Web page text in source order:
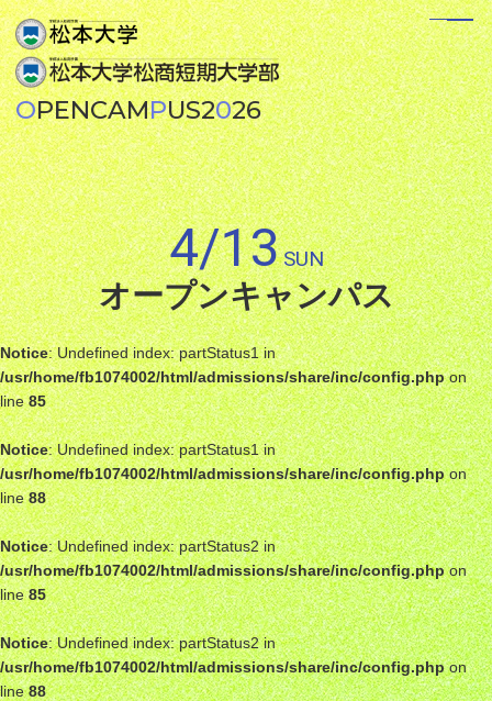
OPENCAMPUS2026
入試情報トップ
学生募集要項
オープンキャンパス
入試情報関連ニュース
WEB体験授業
過去問題および解答例
募集人員および入試日程
合格発表
過去問題および解答例
入学手続･納入金
奨学金・学費支援制度
入学予定者の皆様へ
4/13SUN
オープンキャンパス
Notice: Undefined index: partStatus1 in
/usr/home/fb1074002/html/admissions/share/inc/config.phpon
line85
Notice: Undefined index: partStatus1 in
/usr/home/fb1074002/html/admissions/share/inc/config.phpon
line88
Notice: Undefined index: partStatus2 in
/usr/home/fb1074002/html/admissions/share/inc/config.phpon
line85
Notice: Undefined index: partStatus2 in
/usr/home/fb1074002/html/admissions/share/inc/config.phpon
line88